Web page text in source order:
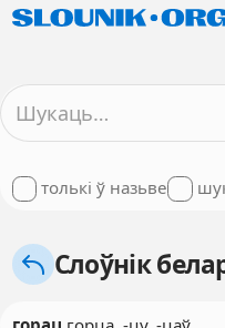
толькі ў назьве
Слоўнік